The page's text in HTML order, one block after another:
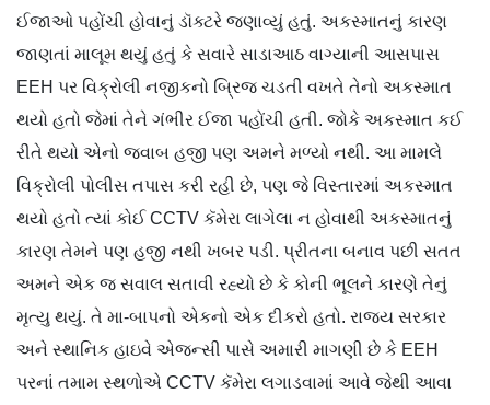
ઈજાઓ પહોંચી હોવાનું ડૉક્ટરે જણાવ્યું હતું. અકસ્માતનું કારણ
જાણતાં માલૂમ થયું હતું કે સવારે સાડાઆઠ વાગ્યાની આસપાસ
EEH પર વિક્રોલી નજીકનો બ્રિજ ચડતી વખતે તેનો અકસ્માત
થયો હતો જેમાં તેને ગંભીર ઈજા પહોંચી હતી. જોકે અકસ્માત કઈ
રીતે થયો એનો જવાબ હજી પણ અમને મળ્યો નથી. આ મામલે
વિક્રોલી પોલીસ તપાસ કરી રહી છે, પણ જે વિસ્તારમાં અકસ્માત
થયો હતો ત્યાં કોઈ CCTV કૅમેરા લાગેલા ન હોવાથી અકસ્માતનું
કારણ તેમને પણ હજી નથી ખબર પડી. પ્રીતના બનાવ પછી સતત
અમને એક જ સવાલ સતાવી રહ્યો છે કે કોની ભૂલને કારણે તેનું
મૃત્યુ થયું. તે મા-બાપનો એકનો એક દીકરો હતો. રાજય સરકાર
અને સ્થાનિક હાઇવે એજન્સી પાસે અમારી માગણી છે કે EEH
પરનાં તમામ સ્થળોએ CCTV કૅમેરા લગાડવામાં આવે જેથી આવા